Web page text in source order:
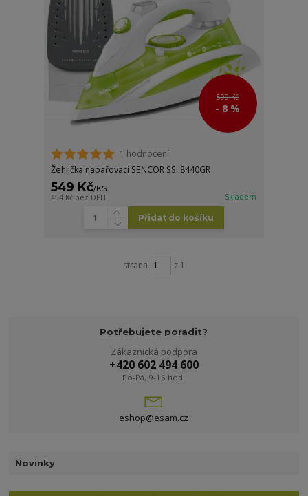
599 Kč
- 8 %
1 hodnocení
Žehlička napařovací SENCOR SSI 8440GR
549 Kč/KS
454 Kč bez DPH Skladem
Přidat do košíku
strana z 1
Potřebujete poradit?
Zákaznická podpora
+420 602 494 600
Po-Pá, 9-16 hod.
eshop@esam.cz
Novinky